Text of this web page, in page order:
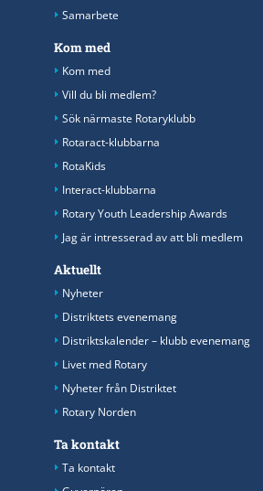
Samarbete
Kom med
Kom med
Vill du bli medlem?
Sök närmaste Rotaryklubb
Rotaract-klubbarna
RotaKids
Interact-klubbarna
Rotary Youth Leadership Awards
Jag är intresserad av att bli medlem
Aktuellt
Nyheter
Distriktets evenemang
Distriktskalender – klubb evenemang
Livet med Rotary
Nyheter från Distriktet
Rotary Norden
Ta kontakt
Ta kontakt